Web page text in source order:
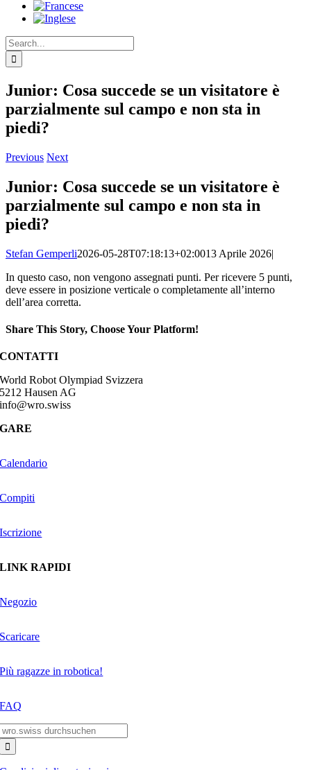
Search
for:
Junior: Cosa succede se un visitatore è
parzialmente sul campo e non sta in
piedi?
Previous Next
Junior: Cosa succede se un visitatore è
parzialmente sul campo e non sta in
piedi?
Stefan Gemperli2026-05-28T07:18:13+02:0013 Aprile 2026|
In questo caso, non vengono assegnati punti. Per ricevere 5 punti,
deve essere in posizione verticale o completamente all’interno
dell’area corretta.
Share This Story, Choose Your Platform!
Facebook
CONTATTI
World Robot Olympiad Svizzera
5212 Hausen AG
info@wro.swiss
GARE
Calendario
Compiti
Iscrizione
LINK RAPIDI
Negozio
Scaricare
Più ragazze in robotica!
FAQ